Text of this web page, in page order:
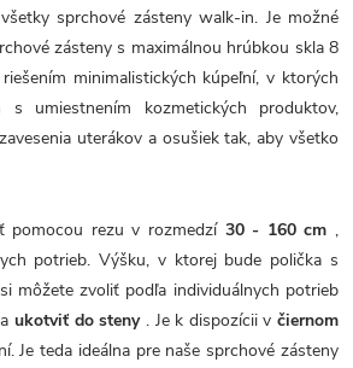
sprchové zásteny walk-in. Je možné
zásteny s maximálnou hrúbkou skla 8
minimalistických kúpeľní, v ktorých
s umiestnením kozmetických produktov,
uterákov a osušiek tak, aby všetko
pomocou rezu v rozmedzí 30 - 160 cm ,
potrieb. Výšku, v ktorej bude polička s
môžete zvoliť podľa individuálnych potrieb
ukotviť do steny. Je k dispozícii včiernom
Je teda ideálna pre naše sprchové zásteny